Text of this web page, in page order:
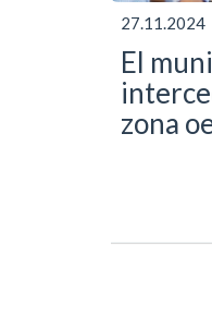
27.11.2024
El
zona